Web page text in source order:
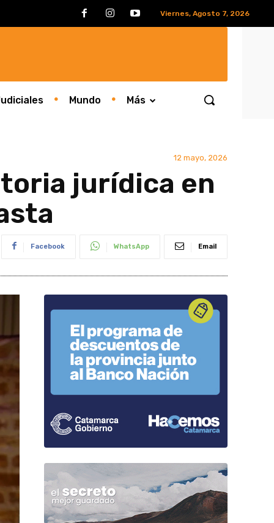
Viernes, Agosto 7, 2026
Mundo Más
12 mayo, 2026
jurídica en
Facebook WhatsApp Email